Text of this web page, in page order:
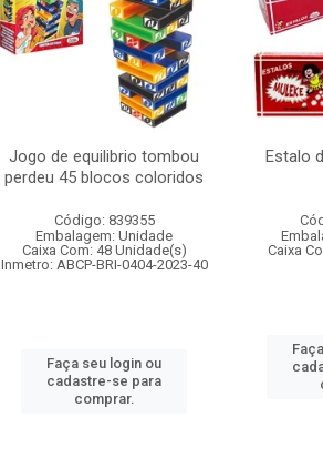
Jogo de equilibrio tombou
perdeu 45 blocos coloridos
Código: 839355
Embalagem: Unidade
Caixa Com: 48 Unidade(s)
Inmetro: ABCP-BRI-0404-2023-40
Faça seu login ou
cadastre-se para
comprar.
Estalo
Caixa